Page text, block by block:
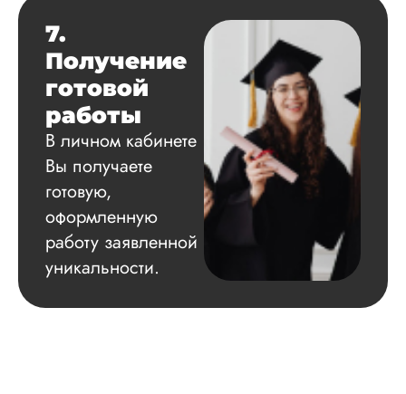
7.
Получение
готовой
работы
В личном кабинете
Вы получаете
готовую,
оформленную
работу заявленной
уникальности.